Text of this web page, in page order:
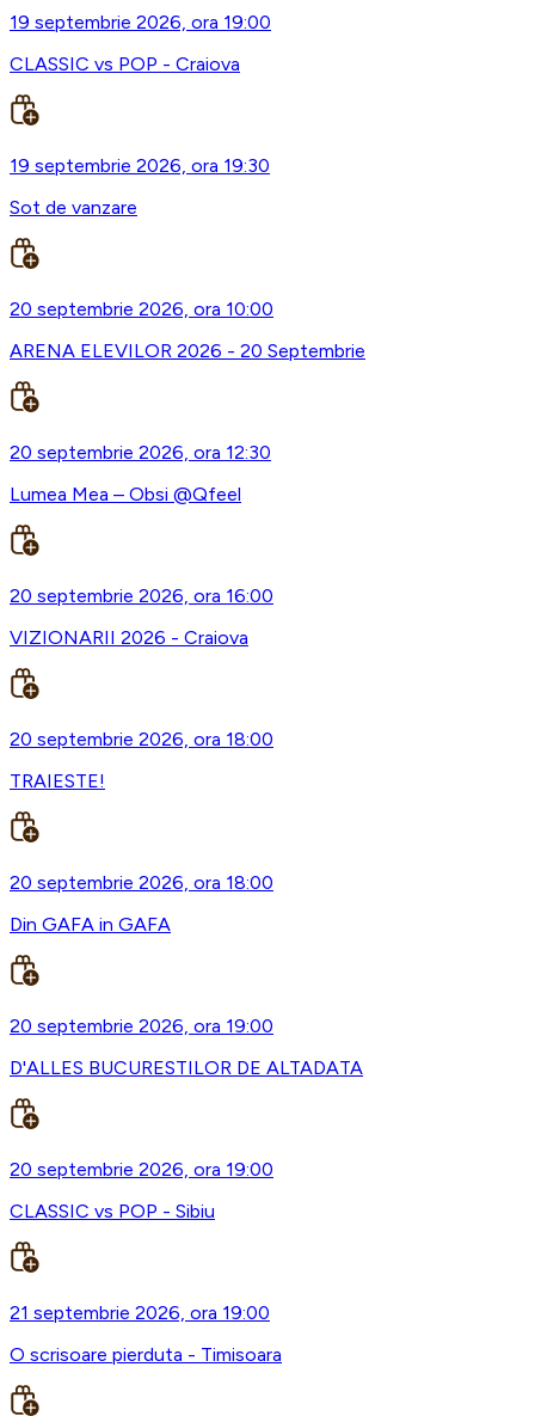
19 septembrie 2026, ora 19:00
CLASSIC vs POP - Craiova
19 septembrie 2026, ora 19:30
Sot de vanzare
20 septembrie 2026, ora 10:00
ARENA ELEVILOR 2026 - 20 Septembrie
20 septembrie 2026, ora 12:30
Lumea Mea – Obsi @Qfeel
20 septembrie 2026, ora 16:00
VIZIONARII 2026 - Craiova
20 septembrie 2026, ora 18:00
TRAIESTE!
20 septembrie 2026, ora 18:00
Din GAFA in GAFA
20 septembrie 2026, ora 19:00
D'ALLES BUCURESTILOR DE ALTADATA
20 septembrie 2026, ora 19:00
CLASSIC vs POP - Sibiu
21 septembrie 2026, ora 19:00
O scrisoare pierduta - Timisoara